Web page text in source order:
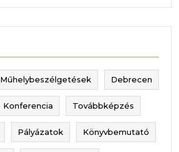
Műhelybeszélgetések Debrecen
Konferencia Továbbképzés
Pályázatok Könyvbemutató